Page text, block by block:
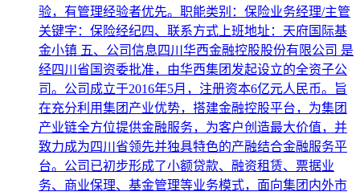
验，有管理经验者优先。职能类别：保险业务经理/主管
关键字：保险经纪四、联系方式上班地址：天府国际基
金小镇 五、公司信息四川华西金融控股股份有限公司 是
经四川省国资委批准，由华西集团发起设立的全资子公
司。公司成立于2016年5月，注册资本6亿元人民币。旨
在充分利用集团产业优势，搭建金融控股平台，为集团
产业链全方位提供金融服务，为客户创造最大价值，并
致力成为四川省领先并独具特色的产融结合金融服务平
台。公司已初步形成了小额贷款、融资租赁、票据业
务、商业保理、基金管理等业务模式，面向集团内外市